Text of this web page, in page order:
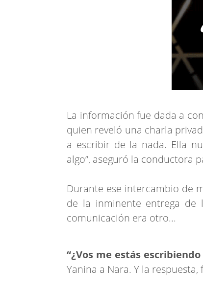
La información fue dada a
quien reveló una charla
a escribir de la nada. Ella
algo”, aseguró la conductora
Durante ese intercambio de
de la inminente entrega de
comunicación era otro...
“¿Vos me estás
Yanina a Nara. Y la respuesta,